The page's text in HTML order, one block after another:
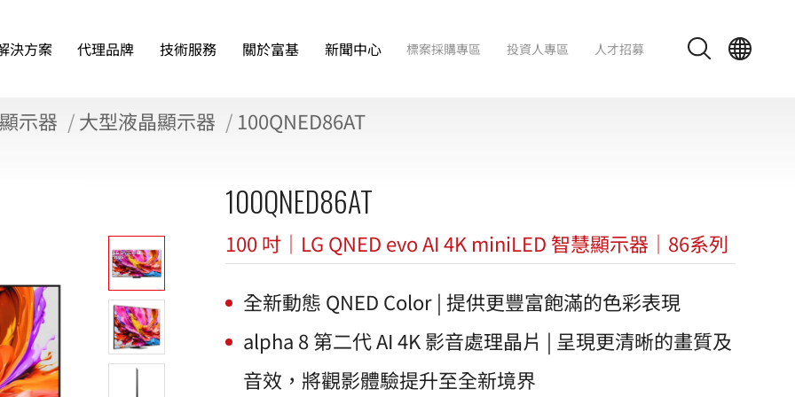
決方案 代理品牌 技術服務 關於富基 新聞中心 標案採購專區 投資人專區 人才招募
示器 大型液晶顯示器 100QNED86AT
100QNED86AT
100 吋｜LG QNED evo AI 4K miniLED 智慧顯示器｜86系列
全新動態 QNED Color | 提供更豐富飽滿的色彩表現
alpha 8 第二代 AI 4K 影音處理晶片 | 呈現更清晰的畫質及
音效，將觀影體驗提升至全新境界